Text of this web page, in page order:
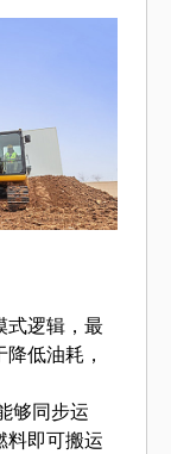
式逻辑，最
低油耗，
够同步运
料即可搬运